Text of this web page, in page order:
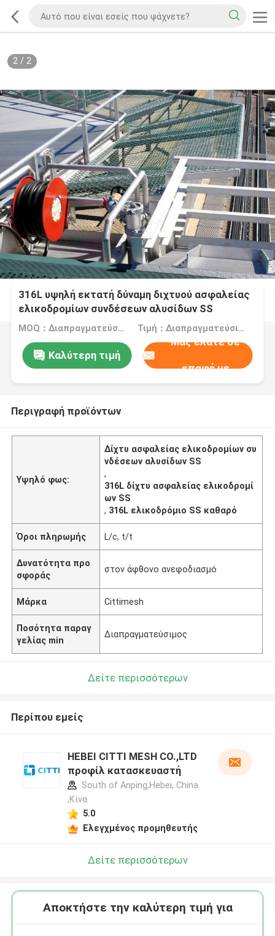
2/ 2
316L υψηλή εκτατή δύναμη διχτυού ασφαλείας
ελικοδρομίων συνδέσεων αλυσίδων SS
MOQ：Διαπραγματεύσιμος Τιμή：Διαπραγματεύσιμα
Καλύτερη τιμή
Μας ελάτε σε
επαφή με
Περιγραφή προϊόντων
Υψηλό φως:
Δίχτυ ασφαλείας ελικοδρομίων συ
νδέσεων αλυσίδων SS
,
316L δίχτυ ασφαλείας ελικοδρομί
ων SS
, 316L ελικοδρόμιο SS καθαρό
Όροι πληρωμής L/c, t/t
Δυνατότητα προ
σφοράς
στον άφθονο ανεφοδιασμό
Μάρκα Cittimesh
Ποσότητα παραγ
γελίας min
Διαπραγματεύσιμος
Δείτε περισσότερων
Περίπου εμείς
HEBEI CITTI MESH CO.,LTD
προφίλ κατασκευαστή
South of Anping,Hebei, China.
,Κίνα
5.0
Ελεγχμένος προμηθευτής
Δείτε περισσότερων
Αποκτήστε την καλύτερη τιμή για